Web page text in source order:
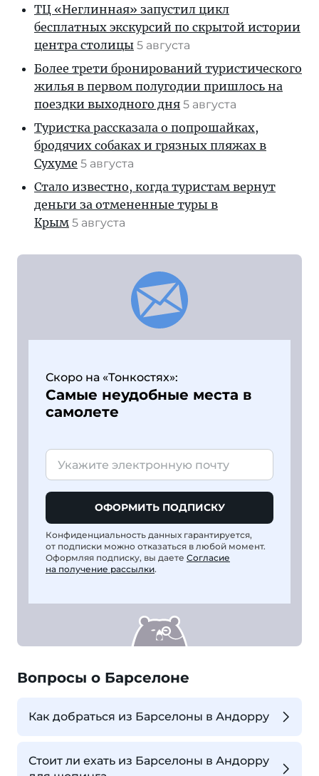
ТЦ «Неглинная» запустил цикл
бесплатных экскурсий по скрытой истории
центра столицы 5 августа
Более трети бронирований туристического
жилья в первом полугодии пришлось на
поездки выходного дня 5 августа
Туристка рассказала о попрошайках,
бродячих собаках и грязных пляжах в
Сухуме 5 августа
Стало известно, когда туристам вернут
деньги за отмененные туры в
Крым 5 августа
Скоро на «Тонкостях»:
Самые неудобные места в
самолете
ОФОРМИТЬ ПОДПИСКУ
Конфиденциальность данных гарантируется,
от подписки можно отказаться в любой момент.
Оформляя подписку, вы даете Согласие
на получение рассылки.
Вопросы о Барселоне
Как добраться из Барселоны в Андорру
Стоит ли ехать из Барселоны в Андорру